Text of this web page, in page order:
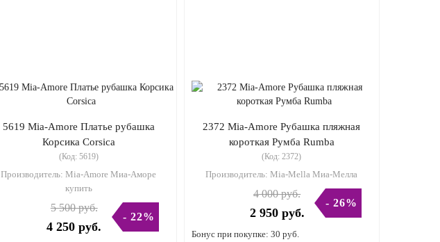
5619 Mia-Amore Платье рубашка
Корсика Corsica
(Код: 5619)
Производитель:Mia-Amore Миа-Аморе
купить
5 500 руб.
4 250 руб.
- 22%
2372 Mia-Amore Рубашка пляжная
короткая Румба Rumba
(Код:2372)
Производитель:Mia-Mella Миа-Мелла
4 000 руб.
2 950 руб.
- 26%
Бонус при покупке: 30 руб.